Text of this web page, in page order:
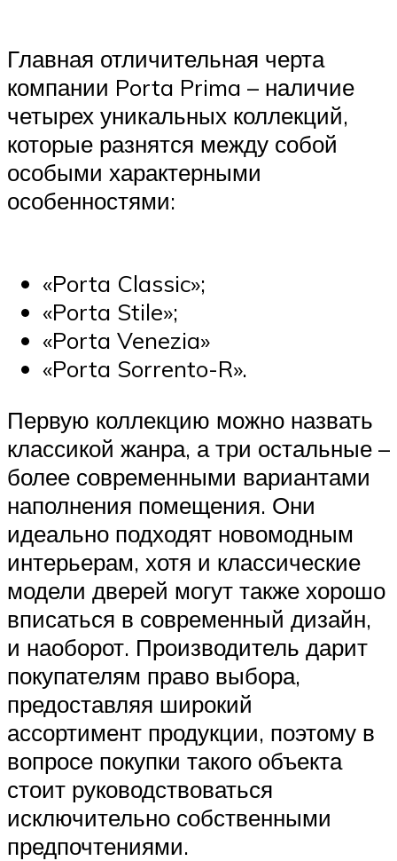
Главная отличительная черта
компании Porta Prima – наличие
четырех уникальных коллекций,
которые разнятся между собой
особыми характерными
особенностями:
«Porta Classic»;
«Porta Stile»;
«Porta Venezia»
«Porta Sorrento-R».
Первую коллекцию можно назвать
классикой жанра, а три остальные –
более современными вариантами
наполнения помещения. Они
идеально подходят новомодным
интерьерам, хотя и классические
модели дверей могут также хорошо
вписаться в современный дизайн,
и наоборот. Производитель дарит
покупателям право выбора,
предоставляя широкий
ассортимент продукции, поэтому в
вопросе покупки такого объекта
стоит руководствоваться
исключительно собственными
предпочтениями.